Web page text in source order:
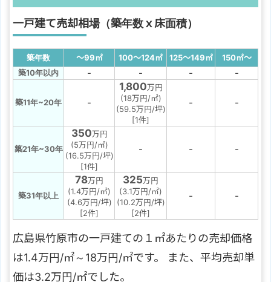
一戸建て売却相場（築年数ｘ床面積）
築年数 ～99㎡ 100～124㎡ 125～149㎡ 150㎡～
築10年以内
- - - -
築11年~20年 -
1,800万円
(18万円/㎡)
(59.5万円/坪)
[1件]
- -
築21年~30年
350万円
(5万円/㎡)
(16.5万円/坪)
[1件]
- - -
築31年以上
78万円
(1.4万円/㎡)
(4.6万円/坪)
[2件]
325万円
(3.1万円/㎡)
(10.2万円/坪)
[2件]
- -
広島県竹原市の一戸建ての１㎡あたりの売却価格
は1.4万円/㎡～18万円/㎡です。 また、平均売却単
価は3.2万円/㎡でした。